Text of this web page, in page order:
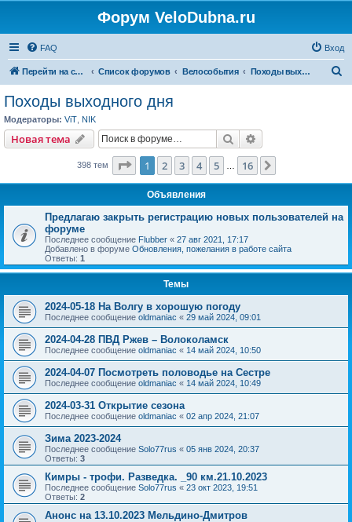
Форум VeloDubna.ru
FAQ Вход
Перейти на сайт Список форумов Велособытия Походы выходного дня
Походы выходного дня
Модераторы: ViT NIK
Новая тема Поиск
398 тем Страница из 16
1 2 3 4 5 16
Объявления
Предлагаю закрыть регистрацию новых пользователей на
форуме
Последнее сообщение Flubber « 27 авг 2021, 17:17
Добавлено в форуме Обновления, пожелания в работе сайта
Ответы: 1
Темы
2024-05-18 На Волгу в хорошую погоду
Последнее сообщение oldmaniac « 29 май 2024, 09:01
2024-04-28 ПВД Ржев – Волоколамск
Последнее сообщение oldmaniac « 14 май 2024, 10:50
2024-04-07 Посмотреть половодье на Сестре
Последнее сообщение oldmaniac « 14 май 2024, 10:49
2024-03-31 Открытие сезона
Последнее сообщение oldmaniac « 02 апр 2024, 21:07
Зима 2023-2024
Последнее сообщение Solo77rus « 05 янв 2024, 20:37
Ответы: 3
Кимры - трофи. Разведка. _90 км.21.10.2023
Последнее сообщение Solo77rus « 23 окт 2023, 19:51
Ответы: 2
Анонс на 13.10.2023 Мельдино-Дмитров